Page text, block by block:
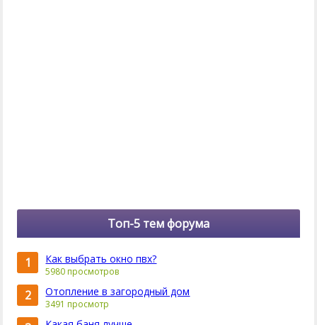
Топ-5 тем форума
1 Как выбрать окно пвх?
5980 просмотров
2 Отопление в загородный дом
3491 просмотр